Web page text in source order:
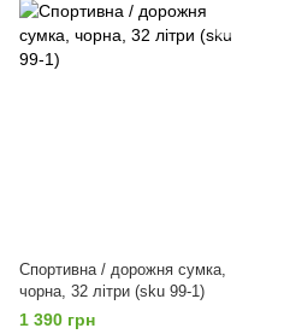
Спортивна / дорожня сумка,
чорна, 32 літри (sku 99-1)
1 390 грн